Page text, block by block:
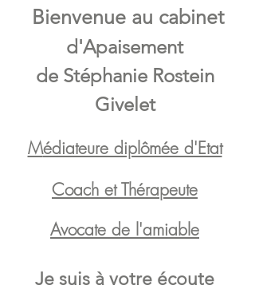
Bienvenue au cabinet
d'Apaisement
de Stéphanie Rostein
Givelet
Médiateure diplômée d'Etat
Coach et Thérapeute
Avocate de l'amiable
Je suis à votre écoute